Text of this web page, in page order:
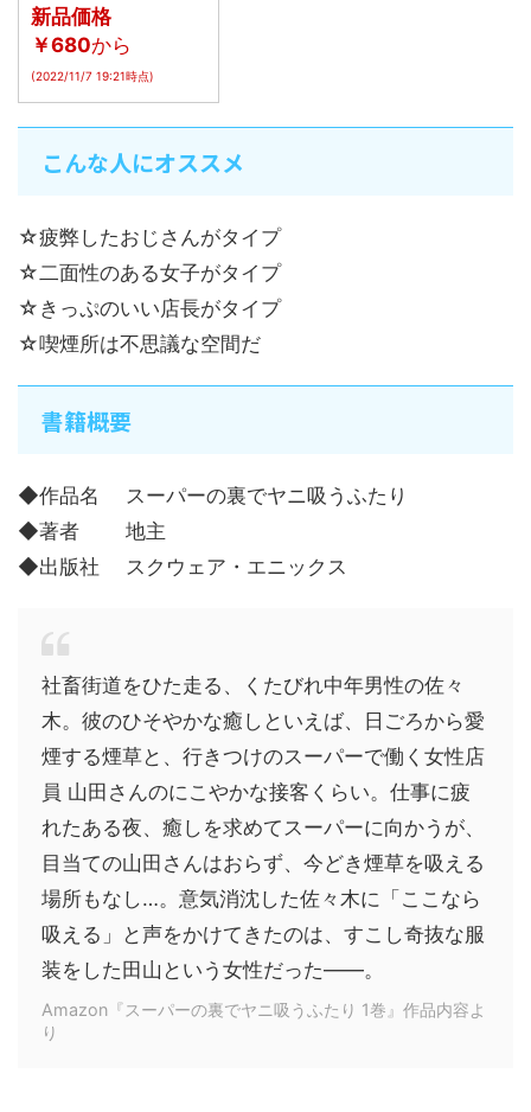
新品価格
￥680から
(2022/11/7 19:21時点)
こんな人にオススメ
☆疲弊したおじさんがタイプ
☆二面性のある女子がタイプ
☆きっぷのいい店長がタイプ
☆喫煙所は不思議な空間だ
書籍概要
◆作品名 スーパーの裏でヤニ吸うふたり
◆著者 地主
◆出版社 スクウェア・エニックス
社畜街道をひた走る、くたびれ中年男性の佐々
木。彼のひそやかな癒しといえば、日ごろから愛
煙する煙草と、行きつけのスーパーで働く女性店
員 山田さんのにこやかな接客くらい。仕事に疲
れたある夜、癒しを求めてスーパーに向かうが、
目当ての山田さんはおらず、今どき煙草を吸える
場所もなし…。意気消沈した佐々木に「ここなら
吸える」と声をかけてきたのは、すこし奇抜な服
装をした田山という女性だった――。
Amazon『スーパーの裏でヤニ吸うふたり 1巻』作品内容よ
り